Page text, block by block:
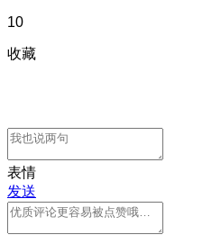
10
收藏
表情
发送